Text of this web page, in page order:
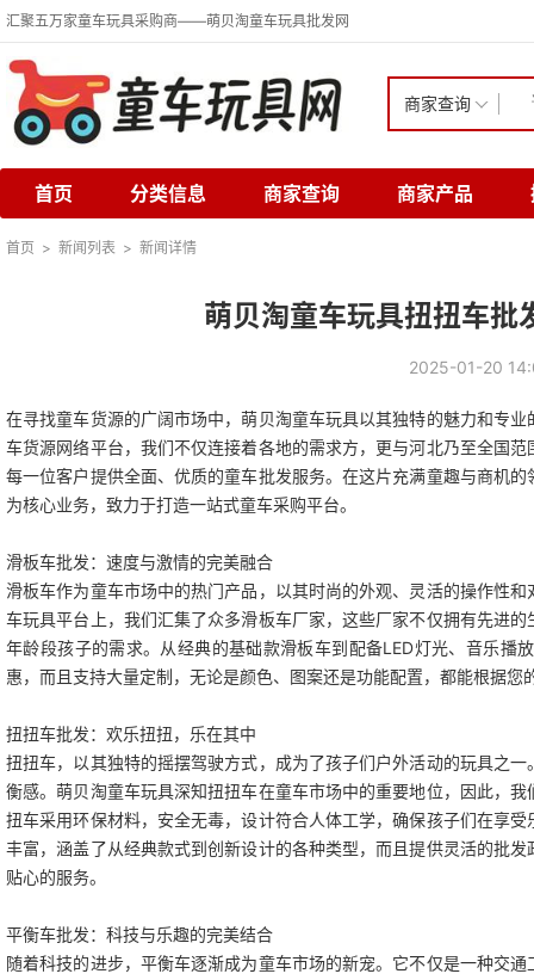
汇聚五万家童车玩具采购商——萌贝淘童车玩具批发网
商家查询
首页 分类信息 商家查询 商家产品
首页 > 新闻列表 > 新闻详情
萌贝淘童车玩具扭扭车批
2025-01-20
在寻找童车货源的广阔市场中，萌贝淘童车玩具以其独特的魅力和专
车货源网络平台，我们不仅连接着各地的需求方，更与河北乃至全国
每一位客户提供全面、优质的童车批发服务。在这片充满童趣与商机
为核心业务，致力于打造一站式童车采购平台。
滑板车批发：速度与激情的完美融合
滑板车作为童车市场中的热门产品，以其时尚的外观、灵活的操作性
车玩具平台上，我们汇集了众多滑板车厂家，这些厂家不仅拥有先进
年龄段孩子的需求。从经典的基础款滑板车到配备LED灯光、音乐播
惠，而且支持大量定制，无论是颜色、图案还是功能配置，都能根据
扭扭车批发：欢乐扭扭，乐在其中
扭扭车，以其独特的摇摆驾驶方式，成为了孩子们户外活动的玩具之
衡感。萌贝淘童车玩具深知扭扭车在童车市场中的重要地位，因此，
扭车采用环保材料，安全无毒，设计符合人体工学，确保孩子们在享
丰富，涵盖了从经典款式到创新设计的各种类型，而且提供灵活的批
贴心的服务。
平衡车批发：科技与乐趣的完美结合
随着科技的进步，平衡车逐渐成为童车市场的新宠。它不仅是一种交